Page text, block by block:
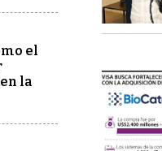
el
la